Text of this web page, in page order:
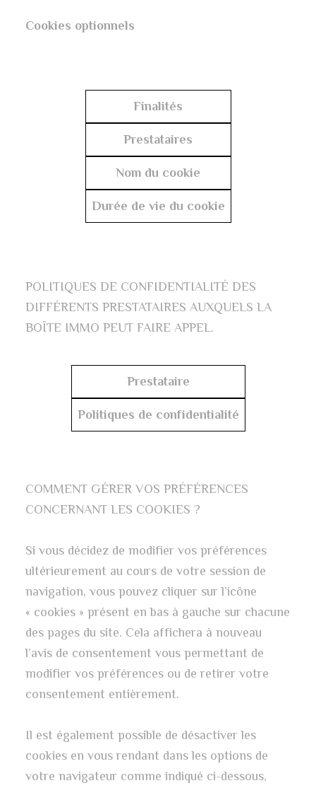
Cookies optionnels
Finalités
Prestataires
Nom du cookie
Durée de vie du cookie
POLITIQUES DE CONFIDENTIALITÉ DES
DIFFÉRENTS PRESTATAIRES AUXQUELS LA
BOÎTE IMMO PEUT FAIRE APPEL.
Prestataire
Politiques de confidentialité
COMMENT GÉRER VOS PRÉFÉRENCES
CONCERNANT LES COOKIES ?
Si vous décidez de modifier vos préférences
ultérieurement au cours de votre session de
navigation, vous pouvez cliquer sur l’icône
« cookies » présent en bas à gauche sur chacune
des pages du site. Cela affichera à nouveau
l’avis de consentement vous permettant de
modifier vos préférences ou de retirer votre
consentement entièrement.
Il est également possible de désactiver les
cookies en vous rendant dans les options de
votre navigateur comme indiqué ci-dessous,